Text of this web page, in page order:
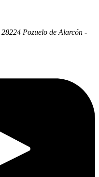
28224 Pozuelo de Alarcón -